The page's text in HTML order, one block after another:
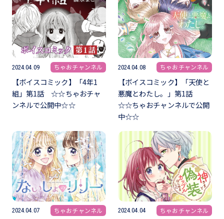
2024.04.09 ちゃおチャンネル
【ボイスコミック】「4年1
組」第1話 ☆☆ちゃおチャ
ンネルで公開中☆☆
2024.04.08 ちゃおチャンネル
【ボイスコミック】「天使と
悪魔とわたし。」第1話
☆☆ちゃおチャンネルで公開
中☆☆
2024.04.07 ちゃおチャンネル 2024.04.04 ちゃおチャンネル